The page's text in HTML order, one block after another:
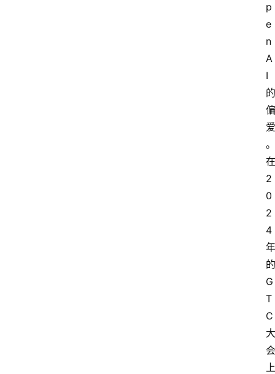
p
e
n
A
I
的
偏
爱
。
在
2
0
2
4
年
的
G
T
C
大
会
上